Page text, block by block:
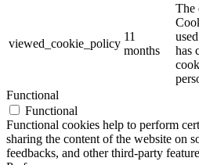
viewed_cookie_policy
11
months
The
has
Functional
Functional
Functional cookies help to perform
sharing the content of the website on
feedbacks, and other third-party